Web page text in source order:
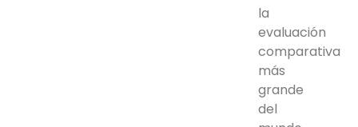
la
evaluación
comparativa
más
grande
del